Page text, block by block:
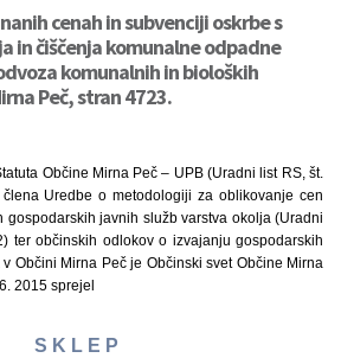
cenah in subvenciji oskrbe s
in čiščenja komunalne odpadne
komunalnih in bioloških
Peč, stran 4723.
Občine Mirna Peč – UPB (Uradni list RS, št.
Uredbe o metodologiji za oblikovanje cen
gospodarskih javnih služb varstva okolja (Uradni
ter občinskih odlokov o izvajanju gospodarskih
Občini Mirna Peč je Občinski svet Občine Mirna
2015 sprejel
S K L E P